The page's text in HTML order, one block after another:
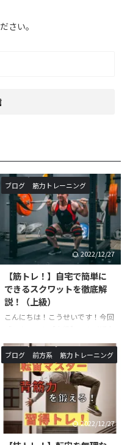
さい。
ブログ 筋力トレーニング
2022/12/27
【筋トレ！】自宅で簡単に
できるスクワットを徹底解
説！（上級）
こんにちは！こうせいです！今回
です。以前ご紹介したスクワット
トレーニング中級の続編です！ス
クワットの名前を聞いたことや、
実際に行った事がある方も多いと
思います。本記事では、スクワッ
トにおける意識・正しい方法・上
級程度のレパートリーをご紹介し
ていきます！ スクワットと
ブログ 前方系 筋力トレーニング
2022/12/27